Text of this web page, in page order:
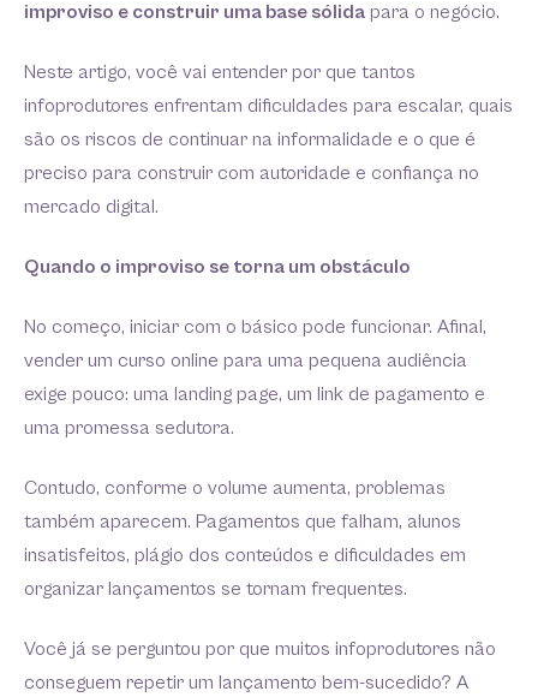
improviso e construir uma base sólida para o negócio.
Neste artigo, você vai entender por que tantos
infoprodutores enfrentam dificuldades para escalar, quais
são os riscos de continuar na informalidade e o que é
preciso para construir com autoridade e confiança no
mercado digital.
Quando o improviso se torna um obstáculo
No começo, iniciar com o básico pode funcionar. Afinal,
vender um curso online para uma pequena audiência
exige pouco: uma landing page, um link de pagamento e
uma promessa sedutora.
Contudo, conforme o volume aumenta, problemas
também aparecem. Pagamentos que falham, alunos
insatisfeitos, plágio dos conteúdos e dificuldades em
organizar lançamentos se tornam frequentes.
Você já se perguntou por que muitos infoprodutores não
conseguem repetir um lançamento bem-sucedido? A